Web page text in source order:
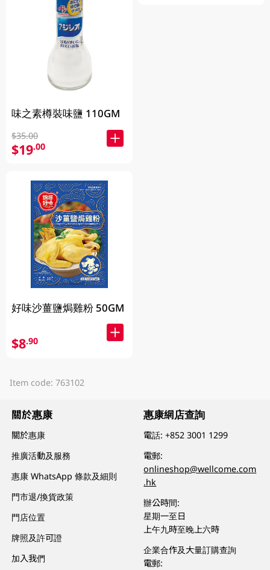
味之素樽裝味鹽 110GM
$35.00
$19.00
好味沙薑鹽焗雞粉 50GM
$8.90
Item code: 763102
關於惠康
關於惠康
推廣活動及服務
惠康 WhatsApp 條款及細則
門市退/換貨政策
門店位置
牌照及許可證
加入我們
惠康網店查詢
電話:+852 3001 1299
電郵:
onlineshop@wellcome.com
.hk
辦公時間:
星期一至日
上午九時至晚上六時
企業合作及大量訂購查詢
電郵: